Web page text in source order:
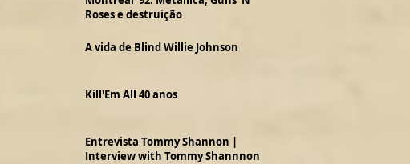
Roses e destruição
A vida de Blind Willie Johnson
Kill'Em All 40 anos
Entrevista Tommy Shannon |
Interview with Tommy Shannnon